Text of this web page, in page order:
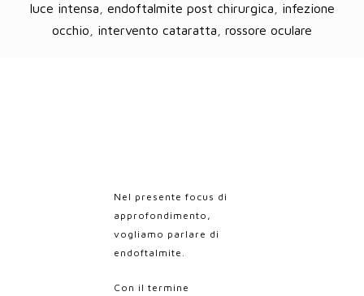
luce intensa
endoftalmite post chirurgica
infezione
occhio
intervento cataratta rossore oculare
Nel presente focus di
approfondimento,
vogliamo parlare di
endoftalmite.
Con il termine